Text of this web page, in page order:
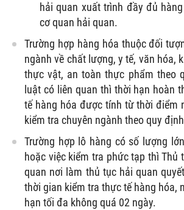
hải quan xuất trình đầy đủ
cơ quan hải quan.
Trường hợp hàng hóa thuộc đối
ngành về chất lượng, y tế, văn hóa,
thực vật, an toàn thực phẩm theo
luật có liên quan thì thời hạn hoàn
tế hàng hóa được tính từ thời điểm
kiểm tra chuyên ngành theo quy
Trường hợp lô hàng có số lượng
hoặc việc kiểm tra phức tạp thì Thủ
quan nơi làm thủ tục hải quan
thời gian kiểm tra thực tế hàng hóa,
hạn tối đa không quá 02 ngày.